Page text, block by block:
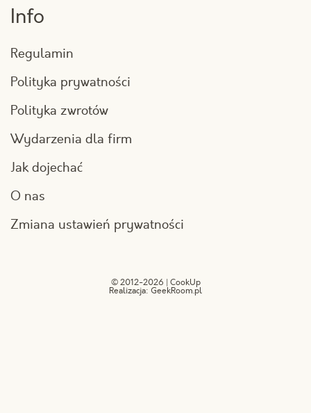
Info
Regulamin
Polityka prywatności
Polityka zwrotów
Wydarzenia dla firm
Jak dojechać
O nas
Zmiana ustawień prywatności
© 2012-2026 | CookUp
Realizacja: GeekRoom.pl